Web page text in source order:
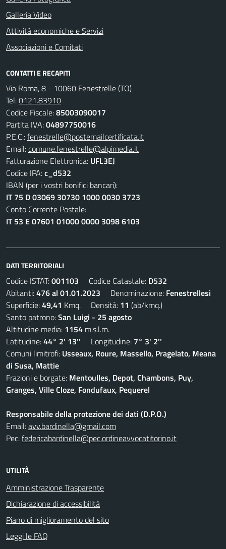
Galleria Video
Attività economiche e Servizi
Associazioni e Comitati
CONTATTI E RECAPITI
Via Roma, 8 - 10060 Fenestrelle (TO)
Tel:0121.83910
Codice Fiscale:85003090017
Partita IVA:04897750016
P.E.C.:fenestrelle@postemailcertificata.it
Email:comune.fenestrelle@alpimedia.it
Fatturazione Elettronica: UFL3EJ
Codice IPA:c_d532
IBAN (per i vostri bonifici bancari):
IT 75 D 03069 30730 1000 0030 3723
Conto Corrente Postale:
IT 53 E 07601 01000 0000 3098 6103
DATI TERRITORIALI
Codice ISTAT:001103 Codice Catastale: D532
Abitanti:476 al 01.01.2023 Denominazione: Fenestrellesi
Superficie:49,41 Kmq. Densità: 11 (ab/kmq.)
Santo patrono:San Luigi - 25 agosto
Altitudine media: 1154 m.s.l.m.
Latitudine:44° 2' 13'' Longitudine: 7° 3' 2''
Comuni limitrofi: Usseaux, Roure, Massello, Pragelato, Meana
di Susa, Mattie
Frazioni e borgate: Mentoulles, Depot, Chambons, Puy,
Granges, Ville Cloze, Fondufaux, Pequerel
Responsabile della protezione dei dati (D.P.O.)
Email:avv.bardinella@gmail.com
Pec:federicabardinella@pec.ordineavvocatitorino.it
UTILITÀ
Amministrazione Trasparente
Dichiarazione di accessibilità
Piano di miglioramento del sito
Leggi le FAQ